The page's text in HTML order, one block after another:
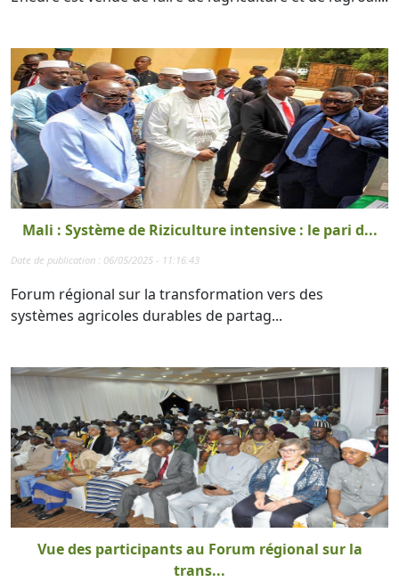
Mali : Système de Riziculture intensive : le pari d...
Date de publication : 06/05/2025 - 11:16:43
Forum régional sur la transformation vers des
systèmes agricoles durables de partag...
Vue des participants au Forum régional sur la
trans...